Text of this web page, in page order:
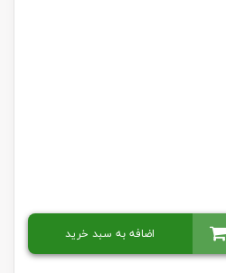
اضافه به سبد خرید